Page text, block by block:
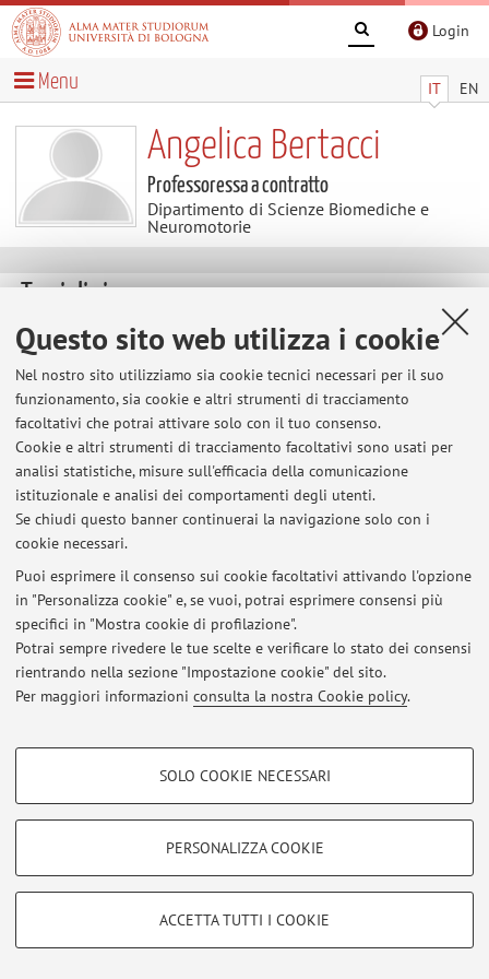
Questo sito web utilizza i cookie
Nel nostro sito utilizziamo sia cookie tecnici necessari per il suo
funzionamento, sia cookie e altri strumenti di tracciamento
facoltativi che potrai attivare solo con il tuo consenso.
Cookie e altri strumenti di tracciamento facoltativi sono usati per
analisi statistiche, misure sull'efficacia della comunicazione
istituzionale e analisi dei comportamenti degli utenti.
Se chiudi questo banner continuerai la navigazione solo con i
cookie necessari.
Puoi esprimere il consenso sui cookie facoltativi attivando l'opzione
in "Personalizza cookie" e, se vuoi, potrai esprimere consensi più
specifici in "Mostra cookie di profilazione".
Potrai sempre rivedere le tue scelte e verificare lo stato dei consensi
rientrando nella sezione "Impostazione cookie" del sito.
Per maggiori informazioni consulta la nostra Cookie policy.
COOKIE DI PROFILAZIONE - FACOLTATIVI
COOKIE TECNICI - NECESSARI
Si tratta di cookie tecnici utilizzati, a titolo esemplificativo, per il corretto
SOLO COOKIE NECESSARI
PERSONALIZZA COOKIE
ACCETTA TUTTI I COOKIE
Login
IT EN
Menu
Angelica Bertacci
Professoressa a contratto
Dipartimento di Scienze Biomediche e
Neuromotorie
Temi di ricerca
Parole chiave: odontoiatria preventiva, terapia di
mantenimento parodontale e perimplantare, materiali dentari,
fluoro, microscopia elettronica (SEM, SEM-EDX)
The information is not available in English. Please go to the
Italian version.
Ultimi avvisi
Al momento non sono presenti avvisi.
Area riservata
per gestire tutti i contenuti del sito.
© 2026 - ALMA MATER STUDIORUM - Università di Bologna - Via
Zamboni, 33 - 40126 Bologna - Partita IVA: 01131710376
Privacy|Note legali|Impostazioni Cookie